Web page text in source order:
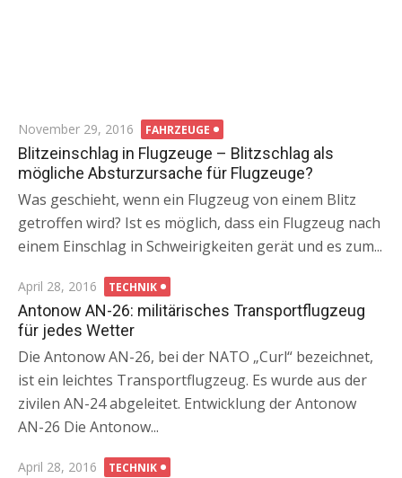
Posted
on
November 29, 2016 FAHRZEUGE
Blitzeinschlag in Flugzeuge – Blitzschlag als
mögliche Absturzursache für Flugzeuge?
Was geschieht, wenn ein Flugzeug von einem Blitz
getroffen wird? Ist es möglich, dass ein Flugzeug nach
einem Einschlag in Schweirigkeiten gerät und es zum...
Posted
on
April 28, 2016 TECHNIK
Antonow AN-26: militärisches Transportflugzeug
für jedes Wetter
Die Antonow AN-26, bei der NATO „Curl“ bezeichnet,
ist ein leichtes Transportflugzeug. Es wurde aus der
zivilen AN-24 abgeleitet. Entwicklung der Antonow
AN-26 Die Antonow...
Posted
April 28, 2016 TECHNIK